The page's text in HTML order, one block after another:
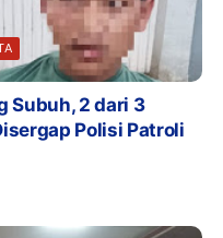
Subuh, 2 dari 3
Polisi Patroli